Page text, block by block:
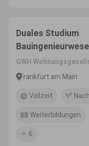
Duales Studium
GWH
Frankfurt am Main
Vollzeit
Weiterbildungen
6